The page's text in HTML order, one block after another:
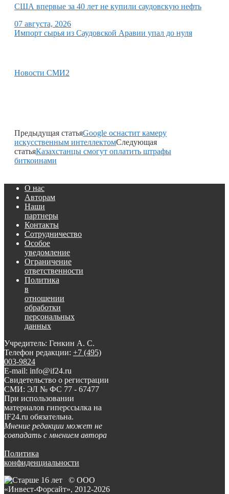
США впервые за 40 лет не купили саудовскую нефть
07 августа, 2026
Импорт сырья из Саудовской Аравии упал до нуля
Новости СМИ2
Предыдущая статьяGoogle оснастит камеру
искусственным интеллектомСледующая
статьяКазахстанцы смогут оплатить штрафы
биткоинами
О нас
Авторам
Наши
партнеры
Контакты
Сотрудничество
Особое
уведомление
Ограничение
ответственности
Политика
в
отношении
обработки
персональных
данных
Учредитель: Генкин А. С.
Телефон редакции: +7 (495)
003-9824
E-mail: info@if24.ru
Свидетельство о регистрации
СМИ: ЭЛ № ФС 77 - 67477
При использовании
материалов гиперссылка на
IF24.ru обязательна.
Мнение редакции может не
совпадать с мнением автора
Политика
конфиденциальности
© ООО
«Инвест-Форсайт», 2012-2026